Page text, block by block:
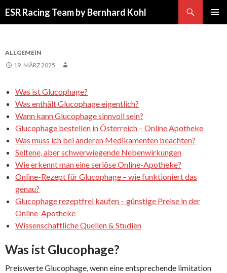
ESR Racing Team by Bernhard Kohl
ALLGEMEIN
19. MÄRZ 2025
Was ist Glucophage?
Was enthält Glucophage eigentlich?
Wann kann Glucophage sinnvoll sein?
Glucophage bestellen in Österreich – Online Apotheke
Was muss ich bei anderen Medikamenten beachten?
Seltene, aber schwerwiegende Nebenwirkungen
Wie erkennt man eine seriöse Online-Apotheke?
Online-Rezept für Glucophage – wie funktioniert das
genau?
Glucophage rezeptfrei kaufen – günstige Preise in der
Online-Apotheke
Wissenschaftliche Quellen & Studien
Was ist Glucophage?
Preiswerte Glucophage, wenn eine entsprechende limitation